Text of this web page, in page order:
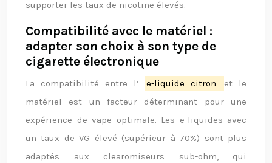
supporter les taux de nicotine élevés.
Compatibilité avec le matériel :
adapter son choix à son type de
cigarette électronique
La compatibilité entre l’ e-liquide citron
et le
matériel est un facteur déterminant pour une
expérience de vape optimale. Les e-liquides avec
un taux de VG élevé (supérieur à 70%) sont plus
adaptés aux clearomiseurs sub-ohm, qui